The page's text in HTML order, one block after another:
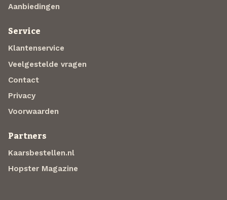
Aanbiedingen
Service
Klantenservice
Veelgestelde vragen
Contact
Privacy
Voorwaarden
Partners
Kaarsbestellen.nl
Hopster Magazine